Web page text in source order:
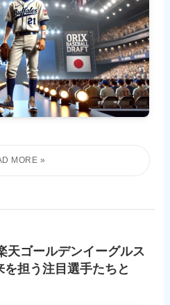
天ゴールデンイーグルス
担う注目選手たちと